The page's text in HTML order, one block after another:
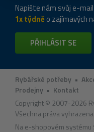
Napište nám svůj e-
1x týdně o zajímavých
PŘIHLÁSIT SE
Rybářské potřeby •
Prodejny • Kontakt
Copyright © 2007-2026
Všechna práva vyhrazena.
Na e-shopovém systému